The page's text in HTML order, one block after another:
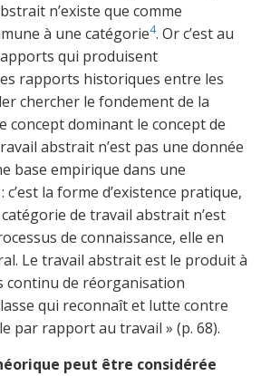
n’existe que comme
à une catégorie4. Or c’est au
qui produisent
rapports historiques entre les
chercher le fondement de la
concept dominant le concept de
abstrait n’est pas une donnée
base empirique dans une
la forme d’existence pratique,
de travail abstrait n’est
de connaissance, elle en
Le travail abstrait est le produit à
continu de réorganisation
qui reconnaît et lutte contre
par rapport au travail » (p. 68).
peut être considérée